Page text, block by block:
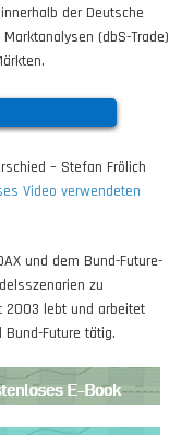
der Deutsche
(dbS-Trade)
– Stefan Frölich
Video verwendeten
und dem Bund-Future-
zu
2003 lebt und arbeitet
Future tätig.